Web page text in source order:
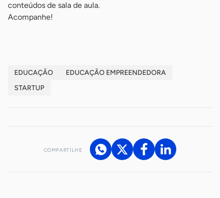
conteúdos de sala de aula.
Acompanhe!
EDUCAÇÃO
EDUCAÇÃO EMPREENDEDORA
STARTUP
COMPARTILHE